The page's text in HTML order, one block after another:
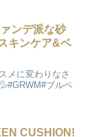
ンデ派な砂
キンケア&ベ
メに変わりなさ
ブルベ
CUSHION!